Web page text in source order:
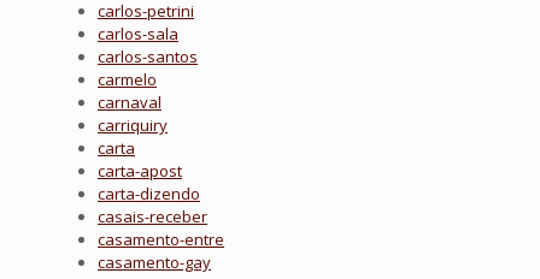
carlos-petrini
carlos-sala
carlos-santos
carmelo
carnaval
carriquiry
carta
carta-apost
carta-dizendo
casais-receber
casamento-entre
casamento-gay